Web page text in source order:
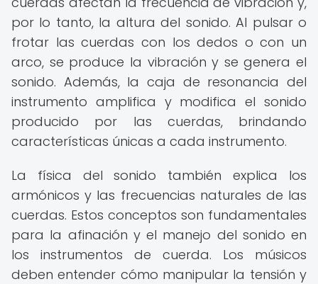
por lo tanto, la altura del sonido. Al pulsar o
frotar las cuerdas con los dedos o con un
arco, se produce la vibración y se genera el
sonido. Además, la caja de resonancia del
instrumento amplifica y modifica el sonido
producido por las cuerdas, brindando
características únicas a cada instrumento.
La física del sonido también explica los
armónicos y las frecuencias naturales de las
cuerdas. Estos conceptos son fundamentales
para la afinación y el manejo del sonido en
los instrumentos de cuerda. Los músicos
deben entender cómo manipular la tensión y